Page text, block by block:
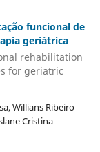
funcional de
geriátrica
rehabilitation
for geriatric
Willians Ribeiro
Cristina